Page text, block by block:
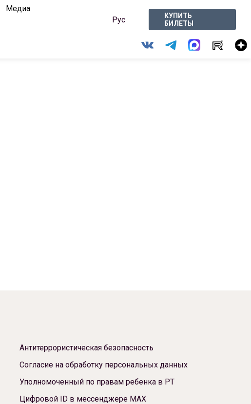
Медиа
Рус
КУПИТЬ
БИЛЕТЫ
Антитеррористическая безопасность
Согласие на обработку персональных данных
Уполномоченный по правам ребенка в РТ
Цифровой ID в мессенджере МАХ